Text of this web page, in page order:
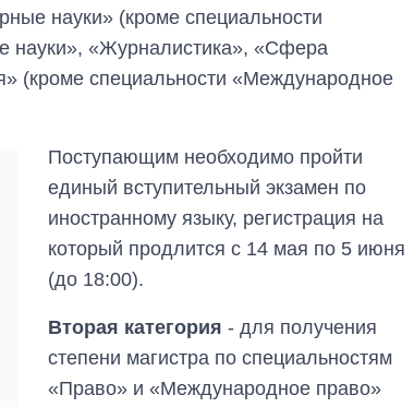
науки» (кроме специальности
науки», «Журналистика», «Сфера
(кроме специальности «Международное
Поступающим необходимо пройти
единый вступительный экзамен по
иностранному языку, регистрация на
который продлится с 14 мая по 5 июня
(до 18:00).
Вторая категория - для получения
степени магистра по специальностям
«Право» и «Международное право»